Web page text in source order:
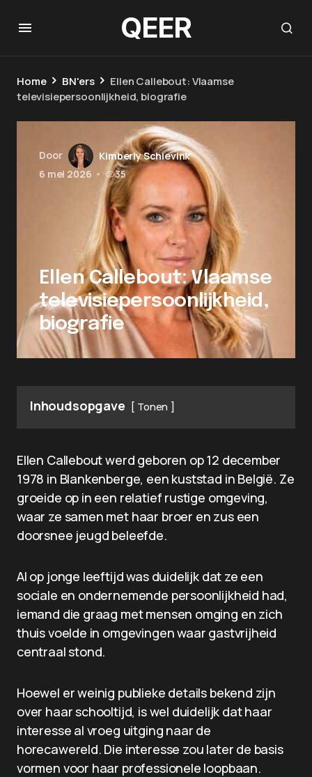
QEER
Home BN'ers
Ellen Callebout: Vlaamse
televisiepersoonlijkheid, biografie
Door
Kimberly Schievink
6 mei 2026 • 35
Ellen Callebout: Vlaamse
televisiepersoonlijkheid,
biografie
Inhoudsopgave Tonen
Ellen Callebout werd geboren op 12 december
1978 in Blankenberge, een kuststad in België. Ze
groeide op in een relatief rustige omgeving,
waar ze samen met haar broer en zus een
doorsnee jeugd beleefde.
Al op jonge leeftijd was duidelijk dat ze een
sociale en ondernemende persoonlijkheid had,
iemand die graag met mensen omging en zich
thuis voelde in omgevingen waar gastvrijheid
centraal stond.
Hoewel er weinig publieke details bekend zijn
over haar schooltijd, is wel duidelijk dat haar
interesse al vroeg uitging naar de
horecawereld. Die interesse zou later de basis
vormen voor haar professionele loopbaan.